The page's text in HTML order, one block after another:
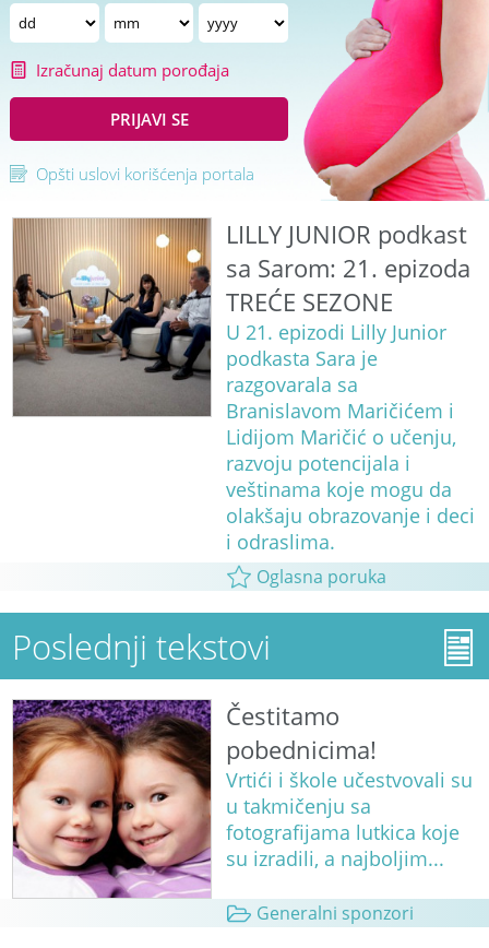
Izračunaj datum porođaja
PRIJAVI SE
Opšti uslovi korišćenja portala
LILLY JUNIOR podkast
sa Sarom: 21. epizoda
TREĆE SEZONE
U 21. epizodi Lilly Junior
podkasta Sara je
razgovarala sa
Branislavom Maričićem i
Lidijom Maričić o učenju,
razvoju potencijala i
veštinama koje mogu da
olakšaju obrazovanje i deci
i odraslima.
Oglasna poruka
Poslednji tekstovi
Čestitamo
pobednicima!
Vrtići i škole učestvovali su
u takmičenju sa
fotografijama lutkica koje
su izradili, a najboljim...
Generalni sponzori